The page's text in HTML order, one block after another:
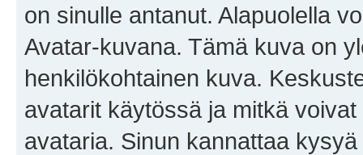
on sinulle antanut. Alapuolella
Avatar-kuvana. Tämä kuva on
henkilökohtainen kuva.
avatarit käytössä ja mitkä
avataria. Sinun kannattaa